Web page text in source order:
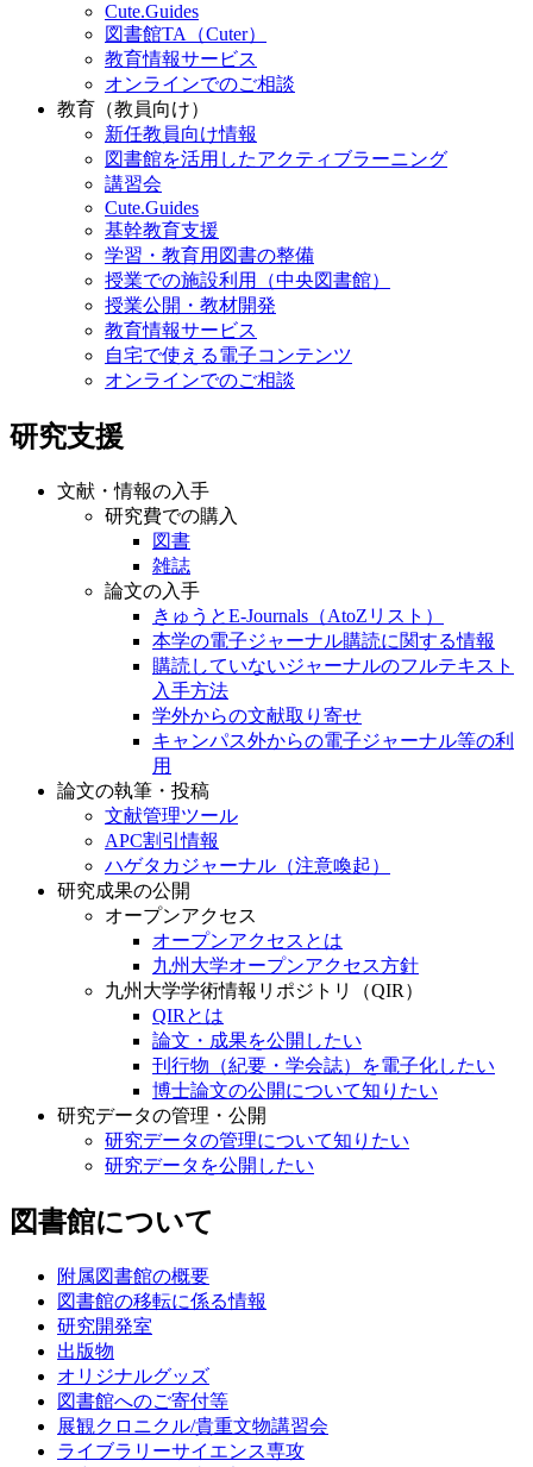
Cute.Guides
図書館TA（Cuter）
教育情報サービス
オンラインでのご相談
教育（教員向け）
新任教員向け情報
図書館を活用したアクティブラーニング
講習会
Cute.Guides
基幹教育支援
学習・教育用図書の整備
授業での施設利用（中央図書館）
授業公開・教材開発
教育情報サービス
自宅で使える電子コンテンツ
オンラインでのご相談
研究支援
文献・情報の入手
研究費での購入
図書
雑誌
論文の入手
きゅうとE-Journals（AtoZリスト）
本学の電子ジャーナル購読に関する情報
購読していないジャーナルのフルテキスト
入手方法
学外からの文献取り寄せ
キャンパス外からの電子ジャーナル等の利
用
論文の執筆・投稿
文献管理ツール
APC割引情報
ハゲタカジャーナル（注意喚起）
研究成果の公開
オープンアクセス
オープンアクセスとは
九州大学オープンアクセス方針
九州大学学術情報リポジトリ（QIR）
QIRとは
論文・成果を公開したい
刊行物（紀要・学会誌）を電子化したい
博士論文の公開について知りたい
研究データの管理・公開
研究データの管理について知りたい
研究データを公開したい
図書館について
附属図書館の概要
図書館の移転に係る情報
研究開発室
出版物
オリジナルグッズ
図書館へのご寄付等
展観クロニクル/貴重文物講習会
ライブラリーサイエンス専攻